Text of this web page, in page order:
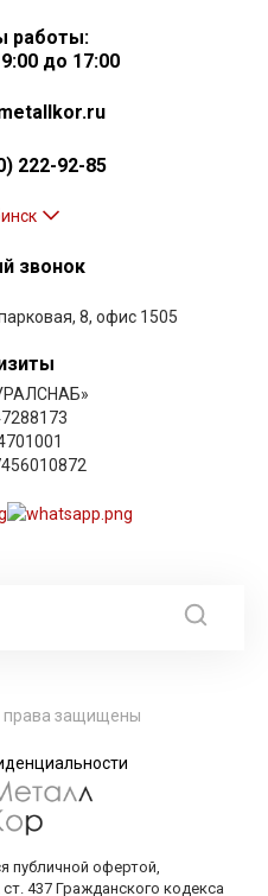
работы:
до 17:00
222-92-85
звонок
8, офис 1505
права защищены
публичной офертой,
437 Гражданского кодекса